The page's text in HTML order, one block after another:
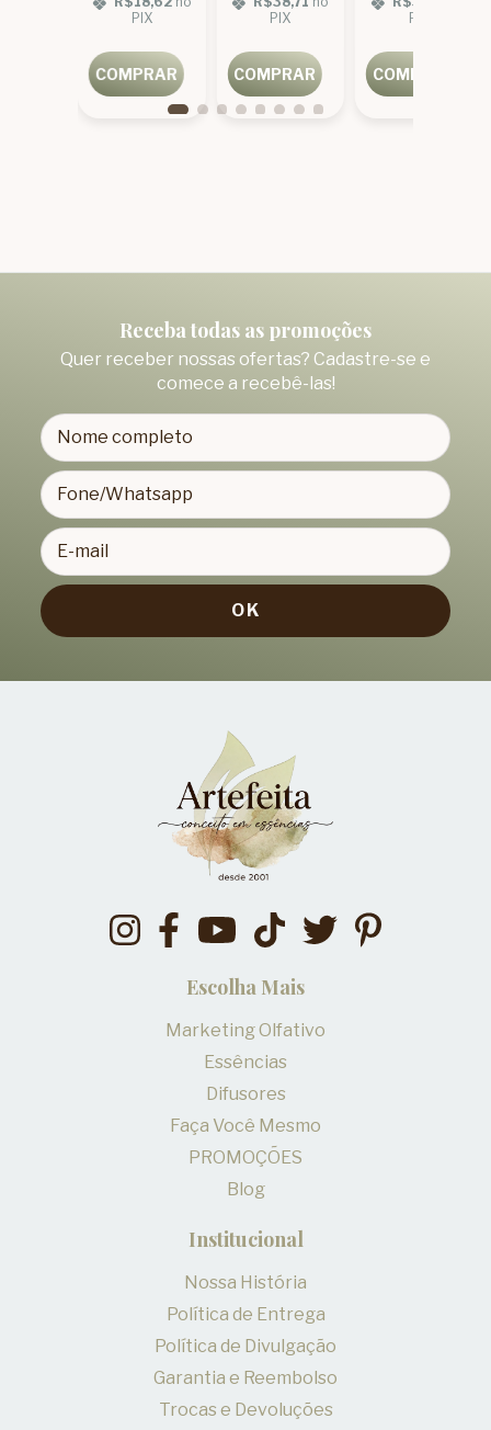
PIX
COMPRAR
PIX
COMPRAR
PIX
COMPRAR
Receba todas as promoções
Quer receber nossas ofertas? Cadastre-se e
comece a recebê-las!
Escolha Mais
Marketing Olfativo
Essências
Difusores
Faça Você Mesmo
PROMOÇÕES
Blog
Institucional
Nossa História
Política de Entrega
Política de Divulgação
Garantia e Reembolso
Trocas e Devoluções